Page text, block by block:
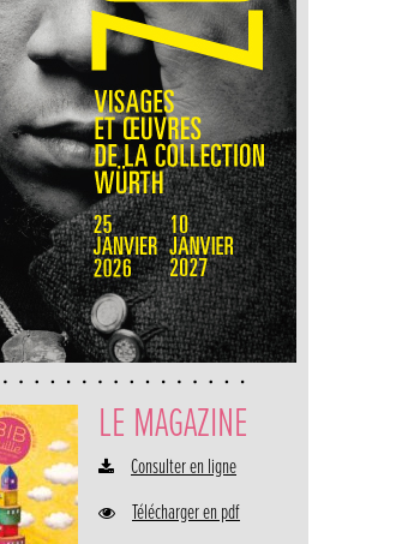
LE MAGAZINE
Consulter en ligne
Télécharger en pdf